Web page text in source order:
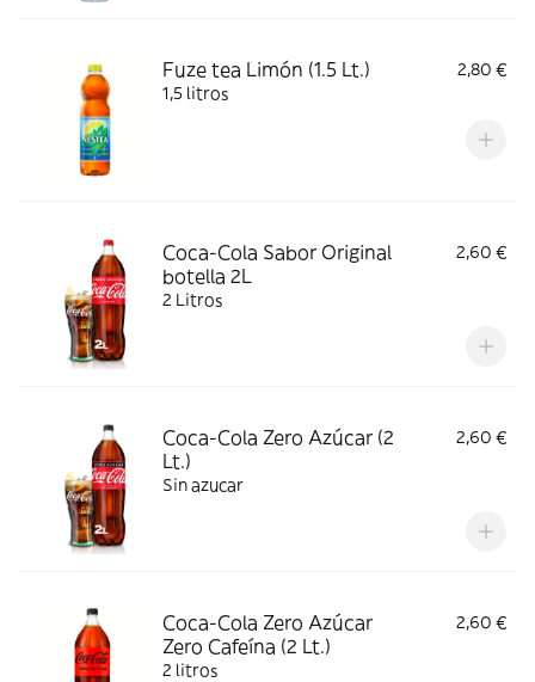
Fuze tea Limón (1.5 Lt.)
2,80 €
1,5 litros
Coca-Cola Sabor Original
botella 2L
2,60 €
2 Litros
Coca-Cola Zero Azúcar (2
Lt.)
2,60 €
Sin azucar
Coca-Cola Zero Azúcar
Zero Cafeína (2 Lt.)
2,60 €
2 litros